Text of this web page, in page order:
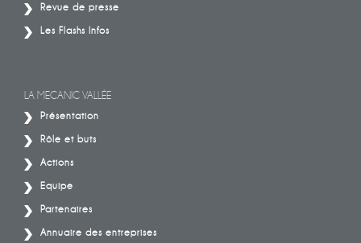
Revue de presse
Les Flashs Infos
LA MECANIC VALLÉE
Présentation
Rôle et buts
Actions
Equipe
Partenaires
Annuaire des entreprises